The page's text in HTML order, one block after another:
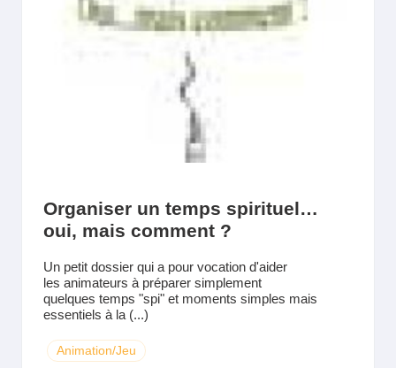
Organiser un temps spirituel…
oui, mais comment ?
Un petit dossier qui a pour vocation d'aider
les animateurs à préparer simplement
quelques temps "spi" et moments simples mais
essentiels à la (...)
Animation/Jeu